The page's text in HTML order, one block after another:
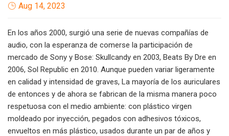
Aug 14, 2023
En los años 2000, surgió una serie de nuevas compañías de
audio, con la esperanza de comerse la participación de
mercado de Sony y Bose: Skullcandy en 2003, Beats By Dre en
2006, Sol Republic en 2010. Aunque pueden variar ligeramente
en calidad y intensidad de graves, La mayoría de los auriculares
de entonces y de ahora se fabrican de la misma manera poco
respetuosa con el medio ambiente: con plástico virgen
moldeado por inyección, pegados con adhesivos tóxicos,
envueltos en más plástico, usados ​​durante un par de años y